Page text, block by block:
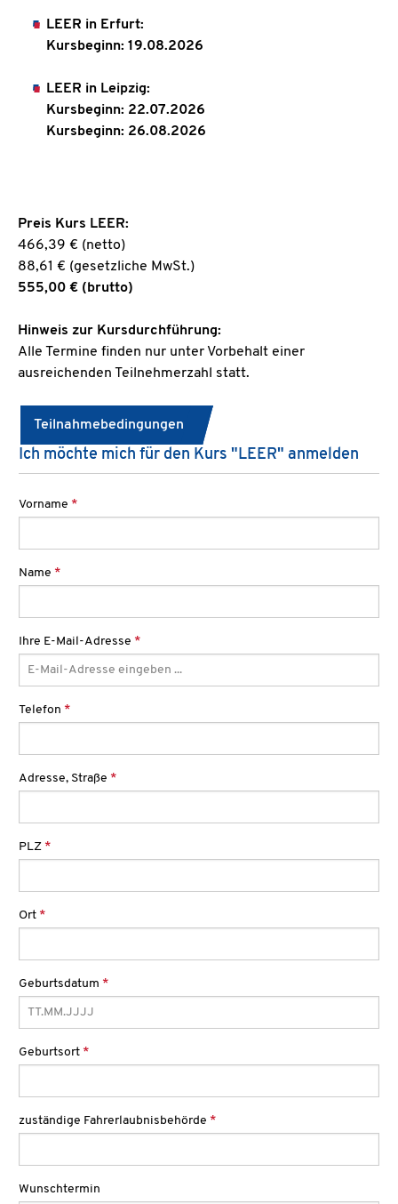
LEER in Erfurt:
Kursbeginn: 19.08.2026
LEER in Leipzig:
Kursbeginn: 22.07.2026
Kursbeginn: 26.08.2026
Preis Kurs LEER:
466,39 € (netto)
88,61 € (gesetzliche MwSt.)
555,00 € (brutto)
Hinweis zur Kursdurchführung:
Alle Termine finden nur unter Vorbehalt einer
ausreichenden Teilnehmerzahl statt.
Teilnahmebedingungen
Ich möchte mich für den Kurs "LEER" anmelden
Vorname *
Name *
Ihre E-Mail-Adresse *
Telefon *
Adresse, Straße *
PLZ *
Ort *
Geburtsdatum *
Geburtsort *
zuständige Fahrerlaubnisbehörde *
Wunschtermin